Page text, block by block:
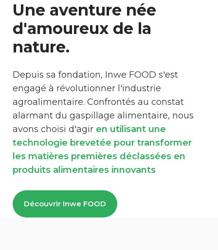
Une aventure née
d'amoureux de la
nature.
Depuis sa fondation, Inwe FOOD s'est
engagé à révolutionner l'industrie
agroalimentaire. Confrontés au constat
alarmant du gaspillage alimentaire, nous
avons choisi d'agir en utilisant une
technologie brevetée pour transformer
les matières premières déclassées en
produits alimentaires innovants
Découvrir Inwe FOOD